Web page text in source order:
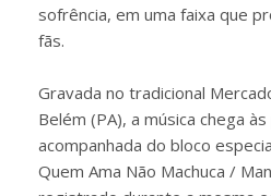
sofrência, em uma faixa que
fãs.
Gravada no tradicional
Belém (PA), a música chega
acompanhada do bloco
Quem Ama Não Machuca /